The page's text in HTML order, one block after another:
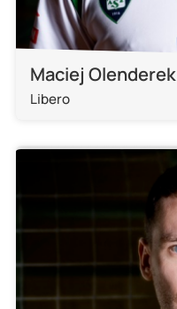
Maciej Olenderek
Libero